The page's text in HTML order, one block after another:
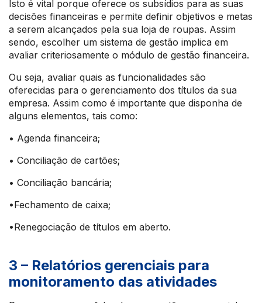
Isto é vital porque oferece os subsídios para as suas
decisões financeiras e permite definir objetivos e metas
a serem alcançados pela sua loja de roupas. Assim
sendo, escolher um sistema de gestão implica em
avaliar criteriosamente o módulo de gestão financeira.
Ou seja, avaliar quais as funcionalidades são
oferecidas para o gerenciamento dos títulos da sua
empresa. Assim como é importante que disponha de
alguns elementos, tais como:
• Agenda financeira;
• Conciliação de cartões;
• Conciliação bancária;
•Fechamento de caixa;
•Renegociação de títulos em aberto.
3 – Relatórios gerenciais para
monitoramento das atividades